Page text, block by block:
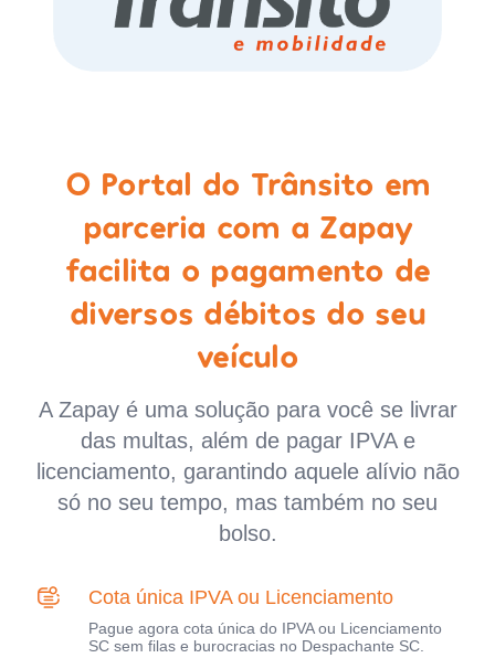
O Portal do Trânsito em
parceria com a Zapay
facilita o pagamento de
diversos débitos do seu
veículo
A Zapay é uma solução para você se livrar
das multas, além de pagar IPVA e
licenciamento, garantindo aquele alívio não
só no seu tempo, mas também no seu
bolso.
Cota única IPVA ou Licenciamento
Pague agora cota única do IPVA ou Licenciamento
SC sem filas e burocracias no Despachante SC.